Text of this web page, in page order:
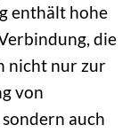
enthält hohe
die
nicht nur zur
von
auch